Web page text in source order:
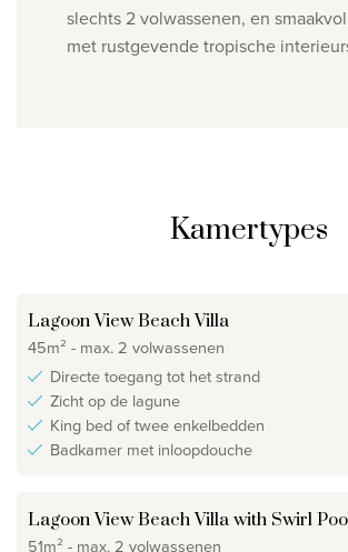
slechts 2 volwassenen, en
met rustgevende tropische
Kamertypes
Lagoon View Beach Villa
45m² - max. 2 volwassenen
Directe toegang tot het strand
Zicht op de lagune
King bed of twee enkelbedden
Badkamer met inloopdouche
Lagoon View Beach Villa with Swirl
51m² - max. 2 volwassenen